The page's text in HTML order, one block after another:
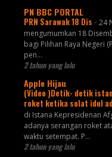
PN BBC PORTAL
PRN Sarawak 18 Dis - 24
mengumumkan 18
bagi Pilihan Raya Negeri
pen...
2 tahun yang lalu
Apple Hijau
(Video )Detik- detik
roket ketika solat idul
di Istana Kepresidenan
adanya serangan roket
waktu setempat. P...
2 tahun yang lalu